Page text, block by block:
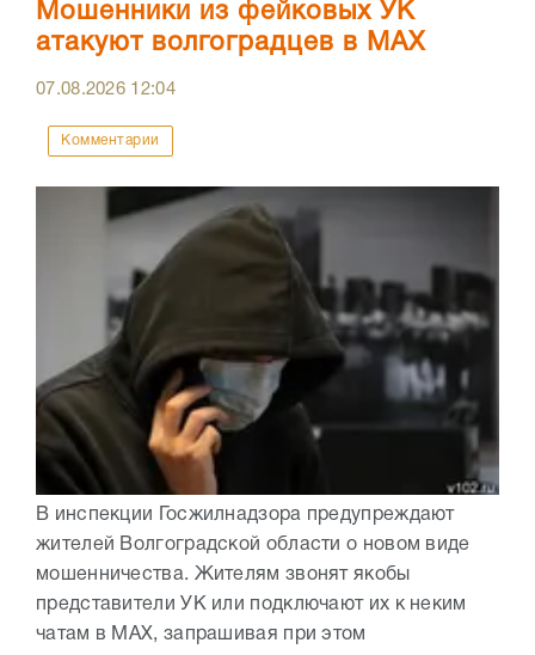
Мошенники из фейковых УК
атакуют волгоградцев в МАХ
07.08.2026 12:04
Комментарии
В инспекции Госжилнадзора предупреждают
жителей Волгоградской области о новом виде
мошенничества. Жителям звонят якобы
представители УК или подключают их к неким
чатам в МАХ, запрашивая при этом